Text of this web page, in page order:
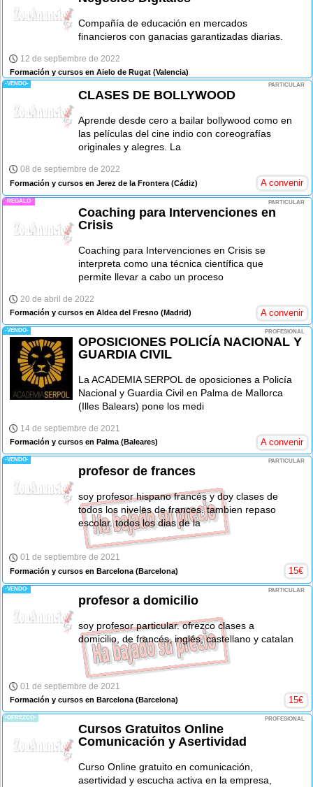
Compañía de educación en mercados
financieros con ganacias garantizadas diarias.
12 de septiembre de 2022
Formación y cursos en Aielo de Rugat (Valencia)
-VENDO- PARTICULAR
CLASES DE BOLLYWOOD
Aprende desde cero a bailar bollywood como en
las películas del cine indio con coreografías
originales y alegres. La
08 de septiembre de 2022
Formación y cursos en Jerez de la Frontera (Cádiz) A convenir
-REGALO- PARTICULAR
Coaching para Intervenciones en
Crisis
Coaching para Intervenciones en Crisis se
interpreta como una técnica científica que
permite llevar a cabo un proceso
20 de abril de 2022
Formación y cursos en Aldea del Fresno (Madrid) A convenir
-VENDO- PROFESIONAL
OPOSICIONES POLICÍA NACIONAL Y
GUARDIA CIVIL
La ACADEMIA SERPOL de oposiciones a Policía
Nacional y Guardia Civil en Palma de Mallorca
(Illes Balears) pone los medi
14 de septiembre de 2021
Formación y cursos en Palma(Baleares) A convenir
-VENDO- PARTICULAR
profesor de frances
soy profesor hispano francés y doy clases de
todos los niveles de frances. tambien repaso
escolar. todos los dias de la
01 de septiembre de 2021
Formación y cursos en Barcelona (Barcelona) 15€
-VENDO- PARTICULAR
profesor a domicilio
soy profesor particular. ofrezco clases a
domicilio, de francés, inglés, castellano y catalan
01 de septiembre de 2021
Formación y cursos en Barcelona (Barcelona) 15€
-OFREZCO- PROFESIONAL
Cursos Gratuitos Online
Comunicación y Asertividad
Curso Online gratuito en comunicación,
asertividad y escucha activa en la empresa,